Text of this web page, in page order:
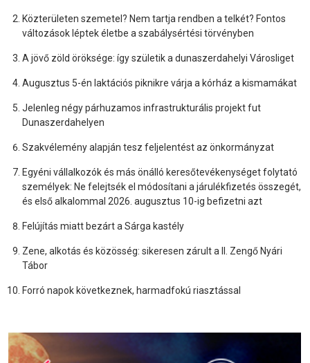
Közterületen szemetel? Nem tartja rendben a telkét? Fontos
változások léptek életbe a szabálysértési törvényben
A jövő zöld öröksége: így születik a dunaszerdahelyi Városliget
Augusztus 5-én laktációs piknikre várja a kórház a kismamákat
Jelenleg négy párhuzamos infrastrukturális projekt fut
Dunaszerdahelyen
Szakvélemény alapján tesz feljelentést az önkormányzat
Egyéni vállalkozók és más önálló keresőtevékenységet folytató
személyek: Ne felejtsék el módosítani a járulékfizetés összegét,
és első alkalommal 2026. augusztus 10-ig befizetni azt
Felújítás miatt bezárt a Sárga kastély
Zene, alkotás és közösség: sikeresen zárult a II. Zengő Nyári
Tábor
Forró napok következnek, harmadfokú riasztással